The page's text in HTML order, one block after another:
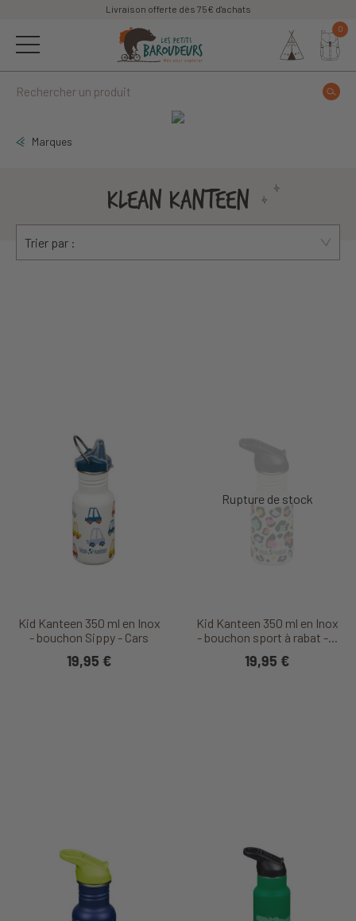
Livraison offerte dès 75€ d'achats
0
Marques
KLEAN KANTEEN
Trier par :
Kid Kanteen 350 ml en Inox
- bouchon Sippy - Cars
19,95 €
Kid Kanteen 350 ml en Inox
- bouchon sport à rabat -...
19,95 €